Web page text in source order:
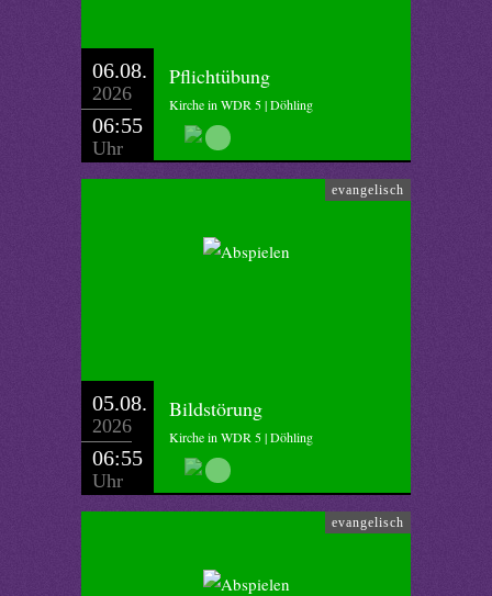
06.08.
2026
06:55
Uhr
Pflichtübung
Kirche in WDR 5 | Döhling
evangelisch
05.08.
2026
06:55
Uhr
Bildstörung
Kirche in WDR 5 | Döhling
evangelisch